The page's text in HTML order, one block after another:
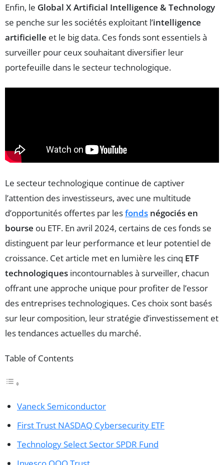
Enfin, le Global X Artificial Intelligence & Technology
se penche sur les sociétés exploitant l’intelligence
artificielle et le big data. Ces fonds sont essentiels à
surveiller pour ceux souhaitant diversifier leur
portefeuille dans le secteur technologique.
Le secteur technologique continue de captiver
l’attention des investisseurs, avec une multitude
d’opportunités offertes par lesfonds négociés en
bourse ou ETF. En avril 2024, certains de ces fonds se
distinguent par leur performance et leur potentiel de
croissance. Cet article met en lumière les cinq ETF
technologiques incontournables à surveiller, chacun
offrant une approche unique pour profiter de l’essor
des entreprises technologiques. Ces choix sont basés
sur leur composition, leur stratégie d’investissement et
les tendances actuelles du marché.
Table of Contents
Vaneck Semiconductor
First Trust NASDAQ Cybersecurity ETF
Technology Select Sector SPDR Fund